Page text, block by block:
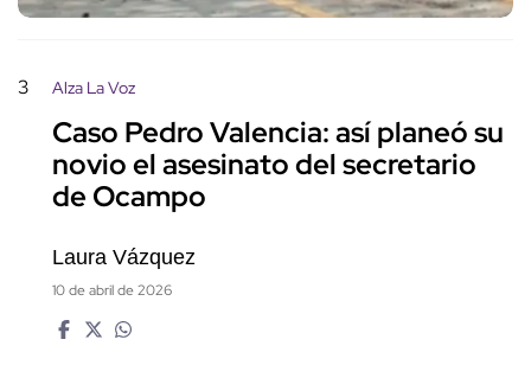
3 Alza La Voz
Caso Pedro Valencia: así planeó su
novio el asesinato del secretario
de Ocampo
Laura Vázquez
10 de abril de 2026